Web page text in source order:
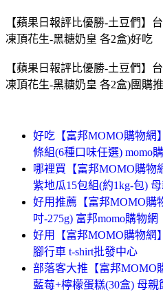
【蘋果日報評比優勝-土豆們】
凍頂花生-黑糖奶皇 各2盒)好吃
【蘋果日報評比優勝-土豆們】
凍頂花生-黑糖奶皇 各2盒)團購
好吃【富邦MOMO購物網
條組(6種口味任選) momo
哪裡買【富邦MOMO購物
紫地瓜15包組(約1kg-包)
好用推薦【富邦MOMO購
吋-275g) 富邦momo購物網
好用【富邦MOMO購物網
腳行車 t-shirt批發中心
部落客大推【富邦MOMO
藍莓+檸檬蛋糕(30盒) 母